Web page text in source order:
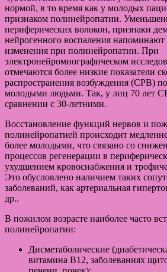
нормой, в то время как у молодых
признаком полинейропатии.
периферических волокон, признаки
нейрогенного воспаления напоминают
изменения при полинейропатии. При
электронейромиографическом
отмечаются более низкие показатели
распространения возбуждения (СРВ)
молодыми людьми. Так, у лиц 70 лет
сравнении с 30-летними.
Восстановление функций нервов и
полинейропатией происходит
более молодыми, что связано со
процессов регенерации в
ухудшением кровоснабжения и
Это обусловлено наличием таких
заболеваний, как артериальная
др..
В пожилом возрасте наиболее часто
полинейропатии:
Дисметаболические
витамина В12, заболеваниях